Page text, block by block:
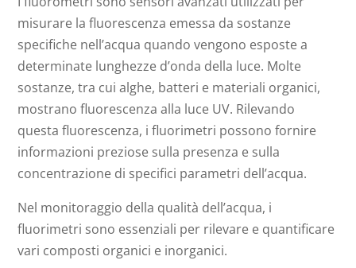
misurare la fluorescenza emessa da sostanze
specifiche nell’acqua quando vengono esposte a
determinate lunghezze d’onda della luce. Molte
sostanze, tra cui alghe, batteri e materiali organici,
mostrano fluorescenza alla luce UV. Rilevando
questa fluorescenza, i fluorimetri possono fornire
informazioni preziose sulla presenza e sulla
concentrazione di specifici parametri dell’acqua.
Nel monitoraggio della qualità dell’acqua, i
fluorimetri sono essenziali per rilevare e quantificare
vari composti organici e inorganici.